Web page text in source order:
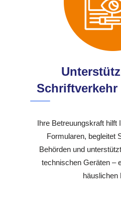
Schriftverkehr
Ihre Betreuungskraft hilft
Formularen, begleitet
Behörden und
technischen Geräten –
häuslichen